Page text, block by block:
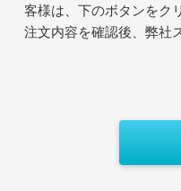
客様は、下のボタンをク
注文内容を確認後、弊社